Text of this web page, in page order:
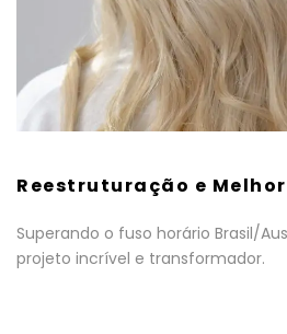
Reestruturação e
Superando o fuso horário Brasil/
projeto incrível e transformador.